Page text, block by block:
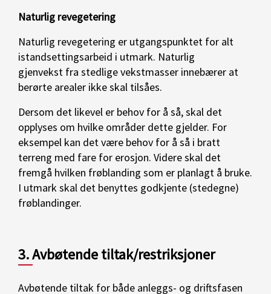
Naturlig revegetering
Naturlig revegetering er utgangspunktet for alt
istandsettingsarbeid i utmark. Naturlig
gjenvekst fra stedlige vekstmasser innebærer at
berørte arealer ikke skal tilsåes.
Dersom det likevel er behov for å så, skal det
opplyses om hvilke områder dette gjelder. For
eksempel kan det være behov for å så i bratt
terreng med fare for erosjon. Videre skal det
fremgå hvilken frøblanding som er planlagt å bruke.
I utmark skal det benyttes godkjente (stedegne)
frøblandinger.
3. Avbøtende tiltak/restriksjoner
Avbøtende tiltak for både anleggs- og driftsfasen